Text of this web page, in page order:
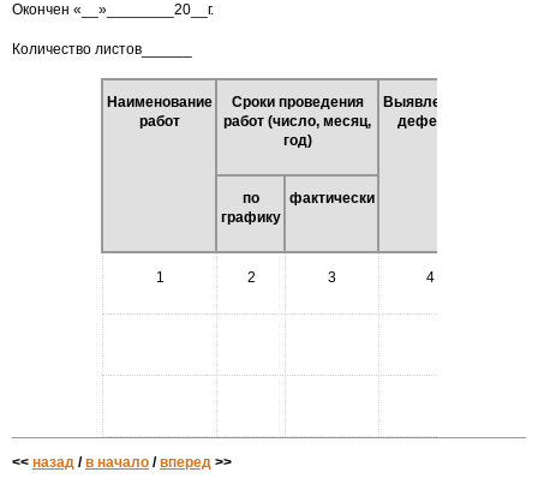
Окончен «__»________20__г.
Количество листов______
Наименование
работ
Сроки проведения
работ (число, месяц,
год)
Выявленные
дефекты
по
графику
фактически
1 2 3 4
<< назад /в начало /вперед >>